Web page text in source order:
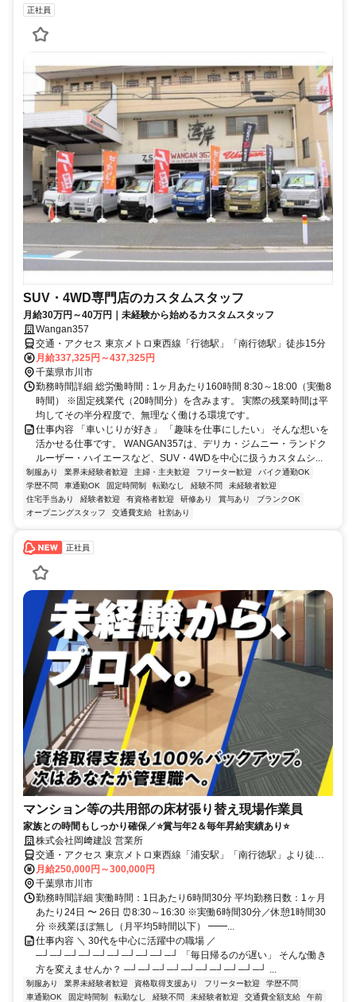
正社員
SUV・4WD専門店のカスタムスタッフ
月給30万円～40万円｜未経験から始めるカスタムスタッフ
Wangan357
交通・アクセス 東京メトロ東西線「行徳駅」「南行徳駅」徒歩15分
月給337,325円～437,325円
千葉県市川市
勤務時間詳細 総労働時間：1ヶ月あたり160時間 8:30～18:00（実働8
時間） ※固定残業代（20時間分）を含みます。 実際の残業時間は平
均してその半分程度で、無理なく働ける環境です。
仕事内容 「車いじりが好き」 「趣味を仕事にしたい」 そんな想いを
活かせる仕事です。 WANGAN357は、デリカ・ジムニー・ランドク
ルーザー・ハイエースなど、SUV・4WDを中心に扱うカスタムシ...
制服あり 業界未経験者歓迎 主婦・主夫歓迎 フリーター歓迎
バイク通勤OK
学歴不問
車通勤OK 固定時間制 転勤なし 経験不問
未経験者歓迎
住宅手当あり
経験者歓迎 有資格者歓迎 研修あり 賞与あり
ブランクOK
オープニングスタッフ
交通費支給 社割あり
正社員
マンション等の共用部の床材張り替え現場作業員
家族との時間もしっかり確保／⭐賞与年2＆毎年昇給実績あり⭐
株式会社岡﨑建設 営業所
交通・アクセス 東京メトロ東西線「浦安駅」「南行徳駅」より徒歩
10分 車通勤もOk
月給250,000円～300,000円
千葉県市川市
勤務時間詳細 実働時間：1日あたり6時間30分 平均勤務日数：1ヶ月
あたり24日 〜 26日 ⏰8:30～16:30 ※実働6時間30分／休憩1時間30
分 ※残業ほぼ無し（月平均5時間以下） ━━...
仕事内容 ＼ 30代を中心に活躍中の職場 ／
─┘─┘─┘─┘─┘─┘─┘─┘─┘─┘ 「毎日帰るのが遅い」 そんな働き
方を変えませんか？ ─┘─┘─┘─┘─┘─┘─┘─┘─┘─┘ ...
制服あり 業界未経験者歓迎 資格取得支援あり フリーター歓迎
学歴不問
車通勤OK
固定時間制 転勤なし 経験不問 未経験者歓迎 交通費全額支給 午前